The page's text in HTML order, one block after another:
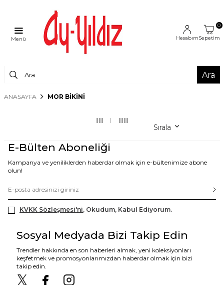
Menü Hesabım
0
Sepetim
Ara
ANASAYFA MOR BIKINI
Sırala
E-Bülten Aboneliği
Kampanya ve yeniliklerden haberdar olmak için e-bültenimize abone
olun!
KVKK Sözleşmesi'ni, Okudum, Kabul Ediyorum.
Sosyal Medyada Bizi Takip Edin
Trendler hakkında en son haberleri almak, yeni koleksiyonları
keşfetmek ve promosyonlarımızdan haberdar olmak için bizi
takip edin.